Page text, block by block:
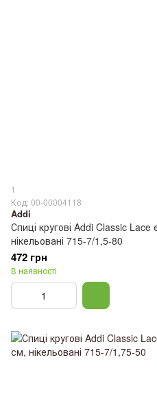
1
Код: 00-00004118
Addi
Спиці кругові Addi Classic
нікельовані 715-7/1,5-80
472 грн
В наявності